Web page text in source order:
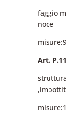
faggio
noce
Art.